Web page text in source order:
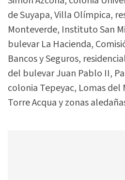
de Suyapa, Villa Olímpica,
Monteverde, Instituto San
bulevar La Hacienda,
Bancos y Seguros,
del bulevar Juan Pablo II,
colonia Tepeyac, Lomas del
Torre Acqua y zonas